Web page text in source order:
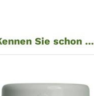
Sie schon ...